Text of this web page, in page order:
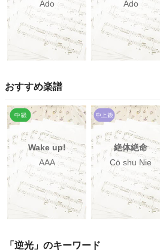
Ado
Ado
おすすめ楽譜
Wake up!
AAA
絶体絶命
Cö shu Nie
「 逆光 」のキーワード